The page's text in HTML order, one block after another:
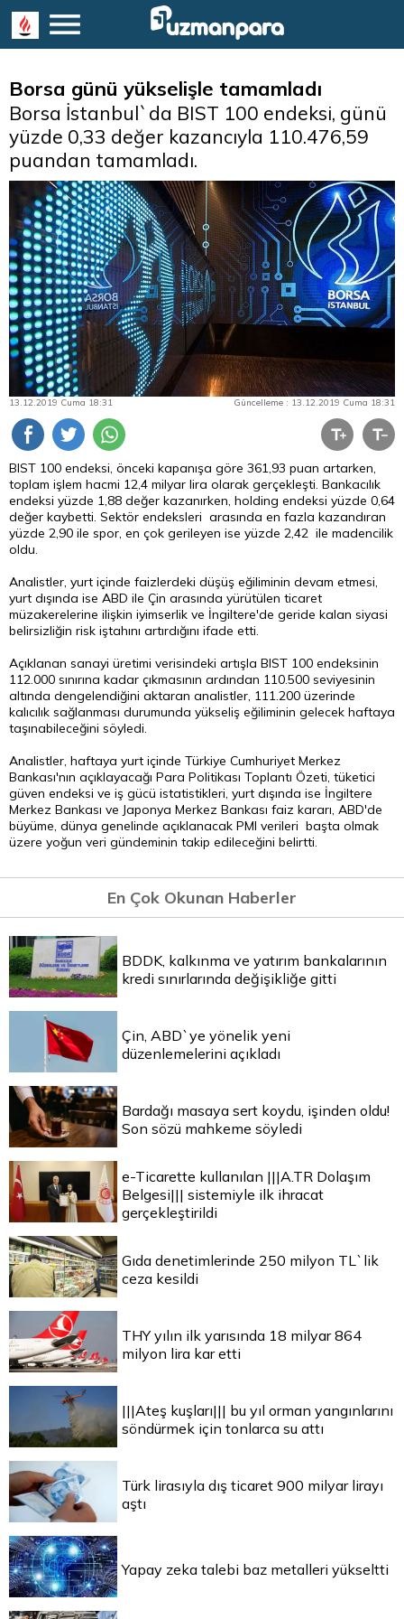
Borsa günü yükselişle tamamladı
Borsa İstanbul`da BIST 100 endeksi, günü
yüzde 0,33 değer kazancıyla 110.476,59
puandan tamamladı.
13.12.2019 Cuma 18:31 Güncelleme : 13.12.2019 Cuma 18:31
BIST 100 endeksi, önceki kapanışa göre 361,93 puan artarken,
toplam işlem hacmi 12,4 milyar lira olarak gerçekleşti. Bankacılık
endeksi yüzde 1,88 değer kazanırken, holding endeksi yüzde 0,64
değer kaybetti. Sektör endeksleri arasında en fazla kazandıran
yüzde 2,90 ile spor, en çok gerileyen ise yüzde 2,42 ile madencilik
oldu.
Analistler, yurt içinde faizlerdeki düşüş eğiliminin devam etmesi,
yurt dışında ise ABD ile Çin arasında yürütülen ticaret
müzakerelerine ilişkin iyimserlik ve İngiltere'de geride kalan siyasi
belirsizliğin risk iştahını artırdığını ifade etti.
Açıklanan sanayi üretimi verisindeki artışla BIST 100 endeksinin
112.000 sınırına kadar çıkmasının ardından 110.500 seviyesinin
altında dengelendiğini aktaran analistler, 111.200 üzerinde
kalıcılık sağlanması durumunda yükseliş eğiliminin gelecek haftaya
taşınabileceğini söyledi.
Analistler, haftaya yurt içinde Türkiye Cumhuriyet Merkez
Bankası'nın açıklayacağı Para Politikası Toplantı Özeti, tüketici
güven endeksi ve iş gücü istatistikleri, yurt dışında ise İngiltere
Merkez Bankası ve Japonya Merkez Bankası faiz kararı, ABD'de
büyüme, dünya genelinde açıklanacak PMI verileri başta olmak
üzere yoğun veri gündeminin takip edileceğini belirtti.
En Çok Okunan Haberler
BDDK, kalkınma ve yatırım bankalarının
kredi sınırlarında değişikliğe gitti
Çin, ABD`ye yönelik yeni
düzenlemelerini açıkladı
Bardağı masaya sert koydu, işinden oldu!
Son sözü mahkeme söyledi
e-Ticarette kullanılan |||A.TR Dolaşım
Belgesi||| sistemiyle ilk ihracat
gerçekleştirildi
Gıda denetimlerinde 250 milyon TL`lik
ceza kesildi
THY yılın ilk yarısında 18 milyar 864
milyon lira kar etti
|||Ateş kuşları||| bu yıl orman yangınlarını
söndürmek için tonlarca su attı
Türk lirasıyla dış ticaret 900 milyar lirayı
aştı
Yapay zeka talebi baz metalleri yükseltti